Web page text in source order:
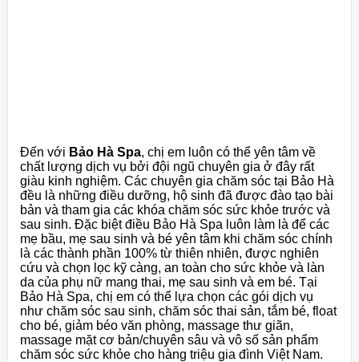
Đến với Bảo Hà Spa, chị em luôn có thể yên tâm về
chất lượng dịch vụ bởi đội ngũ chuyên gia ở đây rất
giàu kinh nghiệm. Các chuyên gia chăm sóc tại Bảo Hà
đều là những điều dưỡng, hộ sinh đã được đào tạo bài
bản và tham gia các khóa chăm sóc sức khỏe trước và
sau sinh. Đặc biệt điều Bảo Hà Spa luôn làm là để các
mẹ bầu, mẹ sau sinh và bé yên tâm khi chăm sóc chính
là các thành phần 100% từ thiên nhiên, được nghiên
cứu và chọn lọc kỹ càng, an toàn cho sức khỏe và làn
da của phụ nữ mang thai, mẹ sau sinh và em bé. Tại
Bảo Hà Spa, chị em có thể lựa chọn các gói dịch vụ
như chăm sóc sau sinh, chăm sóc thai sản, tắm bé, float
cho bé, giảm béo văn phòng, massage thư giãn,
massage mặt cơ bản/chuyên sâu và vô số sản phẩm
chăm sóc sức khỏe cho hàng triệu gia đình Việt Nam.